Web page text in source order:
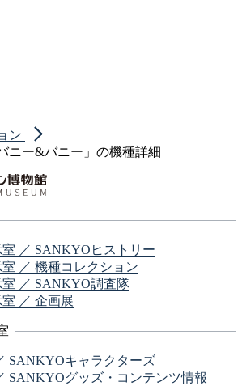
ン
ニー&バニー」の機種詳細
／ SANKYOヒストリー
／ 機種コレクション
／ SANKYO調査隊
／ 企画展
SANKYOキャラクターズ
SANKYOグッズ・コンテンツ情報